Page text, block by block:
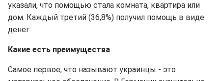
указали, что помощью стала комната, квартира или
дом. Каждый третий (36,8%) получил помощь в виде
денег.
Какие есть преимущества
Самое первое, что называют украинцы - это